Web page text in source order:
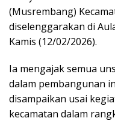
(Musrembang)
diselenggarakan di
Kamis (12/02/2026).
Ia mengajak semua
dalam pembangunan
disampaikan usai
kecamatan dalam